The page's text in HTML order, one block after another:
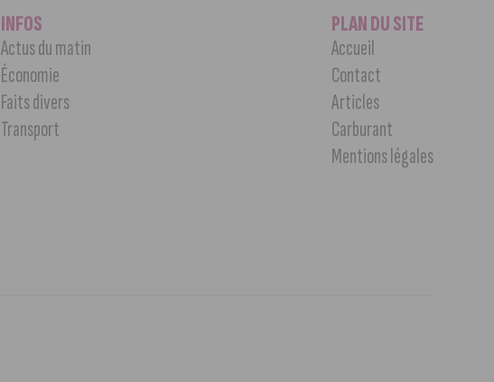
INFOS
Actus du matin
Économie
Faits divers
Transport
PLAN DU SITE
Accueil
Contact
Articles
Carburant
Mentions légales